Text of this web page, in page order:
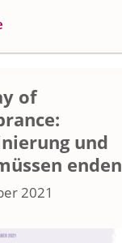
of
und
enden
2021